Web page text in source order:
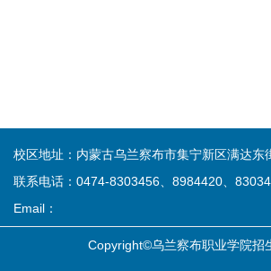
校区地址：内蒙古乌兰察布市集宁新区满达东
联系电话：0474-8303456、8984420、
Email：
Copyright©乌兰察布职业学院招